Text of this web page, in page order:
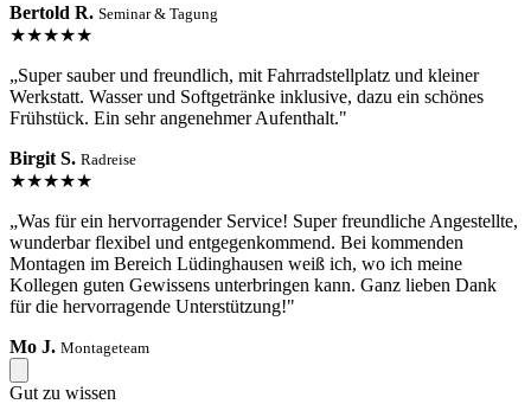
Bertold R. Seminar & Tagung
★★★★★
„Super sauber und freundlich, mit Fahrradstellplatz und kleiner
Werkstatt. Wasser und Softgetränke inklusive, dazu ein schönes
Frühstück. Ein sehr angenehmer Aufenthalt."
Birgit S. Radreise
★★★★★
„Was für ein hervorragender Service! Super freundliche Angestellte,
wunderbar flexibel und entgegenkommend. Bei kommenden
Montagen im Bereich Lüdinghausen weiß ich, wo ich meine
Kollegen guten Gewissens unterbringen kann. Ganz lieben Dank
für die hervorragende Unterstützung!"
Mo J. Montageteam
Gut zu wissen